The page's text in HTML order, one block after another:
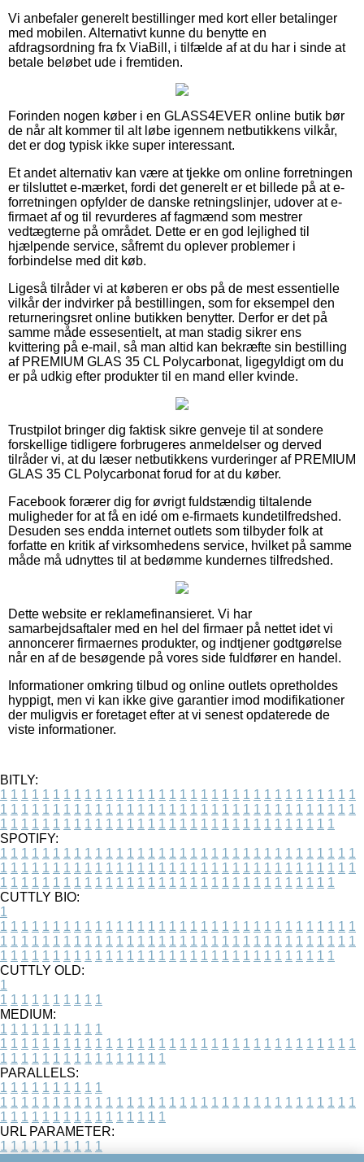
Vi anbefaler generelt bestillinger med kort eller betalinger
med mobilen. Alternativt kunne du benytte en
afdragsordning fra fx ViaBill, i tilfælde af at du har i sinde at
betale beløbet ude i fremtiden.
Forinden nogen køber i en GLASS4EVER online butik bør
de når alt kommer til alt løbe igennem netbutikkens vilkår,
det er dog typisk ikke super interessant.
Et andet alternativ kan være at tjekke om online forretningen
er tilsluttet e-mærket, fordi det generelt er et billede på at e-
forretningen opfylder de danske retningslinjer, udover at e-
firmaet af og til revurderes af fagmænd som mestrer
vedtægterne på området. Dette er en god lejlighed til
hjælpende service, såfremt du oplever problemer i
forbindelse med dit køb.
Ligeså tilråder vi at køberen er obs på de mest essentielle
vilkår der indvirker på bestillingen, som for eksempel den
returneringsret online butikken benytter. Derfor er det på
samme måde essesentielt, at man stadig sikrer ens
kvittering på e-mail, så man altid kan bekræfte sin bestilling
af PREMIUM GLAS 35 CL Polycarbonat, ligegyldigt om du
er på udkig efter produkter til en mand eller kvinde.
Trustpilot bringer dig faktisk sikre genveje til at sondere
forskellige tidligere forbrugeres anmeldelser og derved
tilråder vi, at du læser netbutikkens vurderinger af PREMIUM
GLAS 35 CL Polycarbonat forud for at du køber.
Facebook forærer dig for øvrigt fuldstændig tiltalende
muligheder for at få en idé om e-firmaets kundetilfredshed.
Desuden ses endda internet outlets som tilbyder folk at
forfatte en kritik af virksomhedens service, hvilket på samme
måde må udnyttes til at bedømme kundernes tilfredshed.
Dette website er reklamefinansieret. Vi har
samarbejdsaftaler med en hel del firmaer på nettet idet vi
annoncerer firmaernes produkter, og indtjener godtgørelse
når en af de besøgende på vores side fuldfører en handel.
Informationer omkring tilbud og online outlets opretholdes
hyppigt, men vi kan ikke give garantier imod modifikationer
der muligvis er foretaget efter at vi senest opdaterede de
viste informationer.
BITLY:
1 1 1 1 1 1 1 1 1 1 1 1 1 1 1 1 1 1 1 1 1 1 1 1 1 1 1 1 1 1 1 1 1 1
1 1 1 1 1 1 1 1 1 1 1 1 1 1 1 1 1 1 1 1 1 1 1 1 1 1 1 1 1 1 1 1 1 1
1 1 1 1 1 1 1 1 1 1 1 1 1 1 1 1 1 1 1 1 1 1 1 1 1 1 1 1 1 1 1 1
SPOTIFY:
1 1 1 1 1 1 1 1 1 1 1 1 1 1 1 1 1 1 1 1 1 1 1 1 1 1 1 1 1 1 1 1 1 1
1 1 1 1 1 1 1 1 1 1 1 1 1 1 1 1 1 1 1 1 1 1 1 1 1 1 1 1 1 1 1 1 1 1
1 1 1 1 1 1 1 1 1 1 1 1 1 1 1 1 1 1 1 1 1 1 1 1 1 1 1 1 1 1 1 1
CUTTLY BIO:
1
1 1 1 1 1 1 1 1 1 1 1 1 1 1 1 1 1 1 1 1 1 1 1 1 1 1 1 1 1 1 1 1 1 1
1 1 1 1 1 1 1 1 1 1 1 1 1 1 1 1 1 1 1 1 1 1 1 1 1 1 1 1 1 1 1 1 1 1
1 1 1 1 1 1 1 1 1 1 1 1 1 1 1 1 1 1 1 1 1 1 1 1 1 1 1 1 1 1 1 1
CUTTLY OLD:
1
1 1 1 1 1 1 1 1 1 1
MEDIUM:
1 1 1 1 1 1 1 1 1 1
1 1 1 1 1 1 1 1 1 1 1 1 1 1 1 1 1 1 1 1 1 1 1 1 1 1 1 1 1 1 1 1 1 1
1 1 1 1 1 1 1 1 1 1 1 1 1 1 1 1
PARALLELS:
1 1 1 1 1 1 1 1 1 1
1 1 1 1 1 1 1 1 1 1 1 1 1 1 1 1 1 1 1 1 1 1 1 1 1 1 1 1 1 1 1 1 1 1
1 1 1 1 1 1 1 1 1 1 1 1 1 1 1 1
URL PARAMETER:
1 1 1 1 1 1 1 1 1 1